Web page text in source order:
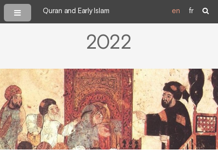
Quran and Early Islam en fr
2022